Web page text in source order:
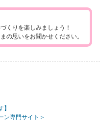
くりを楽しみましょう！
の思いをお聞かせください。
ン専門サイト＞